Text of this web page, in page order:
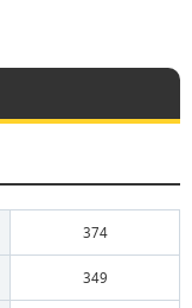
374
349